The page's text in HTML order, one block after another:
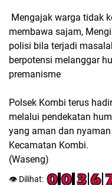
Mengajak warga tidak
membawa sajam,
polisi bila terjadi
berpotensi melanggar
premanisme
Polsek Kombi terus
melalui pendekatan
yang aman dan
Kecamatan Kombi.
(Waseng)
👁️ Dilihat: